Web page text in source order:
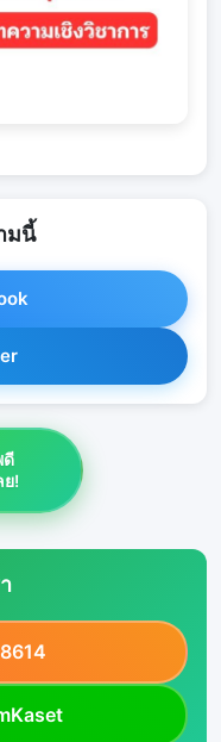
มนี้
ดี
ย!